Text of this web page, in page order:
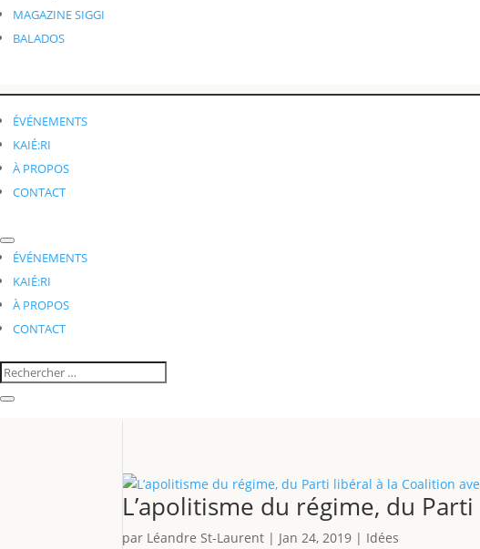
MAGAZINE SIGGI
BALADOS
ÉVÉNEMENTS
KAIÉ:RI
À PROPOS
CONTACT
ÉVÉNEMENTS
KAIÉ:RI
À PROPOS
CONTACT
L’apolitisme du régime, du
par Léandre St-Laurent | Jan 24, 2019 | Idées